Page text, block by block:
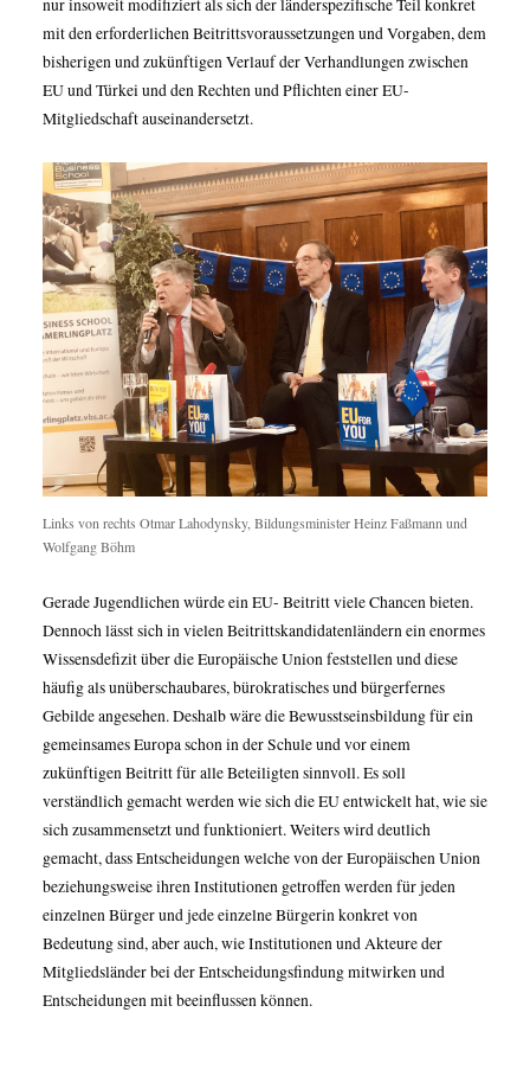
nur insoweit modifiziert als sich der länderspezifische Teil konkret
mit den erforderlichen Beitrittsvoraussetzungen und Vorgaben, dem
bisherigen und zukünftigen Verlauf der Verhandlungen zwischen
EU und Türkei und den Rechten und Pflichten einer EU-
Mitgliedschaft auseinandersetzt.
Links von rechts Otmar Lahodynsky, Bildungsminister Heinz Faßmann und
Wolfgang Böhm
Gerade Jugendlichen würde ein EU- Beitritt viele Chancen bieten.
Dennoch lässt sich in vielen Beitrittskandidatenländern ein enormes
Wissensdefizit über die Europäische Union feststellen und diese
häufig als unüberschaubares, bürokratisches und bürgerfernes
Gebilde angesehen. Deshalb wäre die Bewusstseinsbildung für ein
gemeinsames Europa schon in der Schule und vor einem
zukünftigen Beitritt für alle Beteiligten sinnvoll. Es soll
verständlich gemacht werden wie sich die EU entwickelt hat, wie sie
sich zusammensetzt und funktioniert. Weiters wird deutlich
gemacht, dass Entscheidungen welche von der Europäischen Union
beziehungsweise ihren Institutionen getroffen werden für jeden
einzelnen Bürger und jede einzelne Bürgerin konkret von
Bedeutung sind, aber auch, wie Institutionen und Akteure der
Mitgliedsländer bei der Entscheidungsfindung mitwirken und
Entscheidungen mit beeinflussen können.